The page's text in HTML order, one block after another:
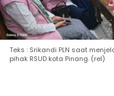
Teks : Srikandi PLN saat
pihak RSUD kota Pinang. (rel)